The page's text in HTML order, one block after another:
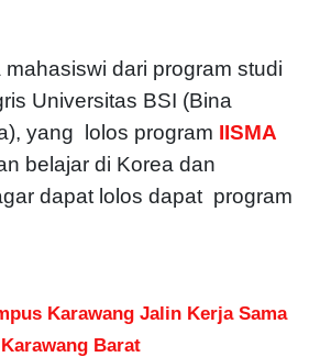
dari program studi
Universitas BSI (Bina
yang lolos program IISMA
belajar di Korea dan
dapat lolos dapat program
Karawang Jalin Kerja Sama
Barat